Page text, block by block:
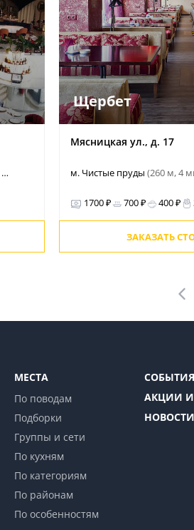
и еще 1
Щербет
Мясницкая ул., д. 17
м. Чистые пруды (260 м, 4
1700 ₽ 700 ₽ 400 ₽
ЗАКАЗАТЬ
МЕСТА
По поводам
Подборки
Группы и сети
По кухням
По категориям
По районам
По особенностям
СОБЫТИЯ
АКЦИИ
НОВОСТИ